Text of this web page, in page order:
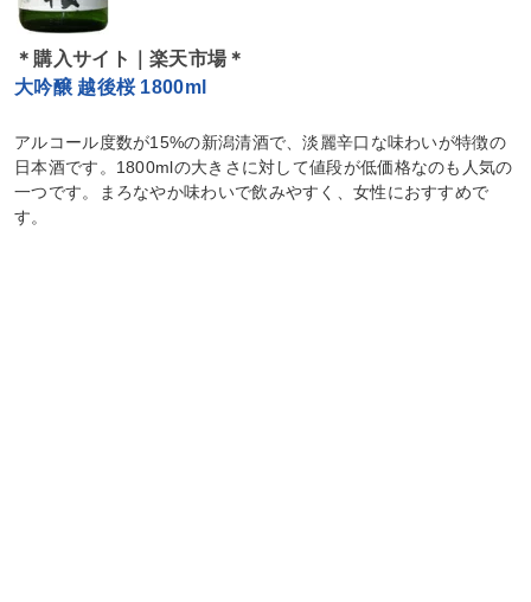
＊購入サイト｜楽天市場＊
大吟醸 越後桜 1800ml
アルコール度数が15%の新潟清酒で、淡麗辛口な味わいが特徴の
日本酒です。1800mlの大きさに対して値段が低価格なのも人気の
一つです。まろなやか味わいで飲みやすく、女性におすすめで
す。